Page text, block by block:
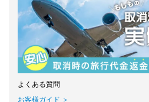
よくある質問
お客様ガイド ＞